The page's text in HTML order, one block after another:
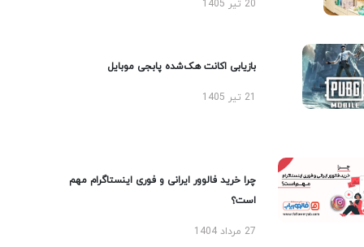
20 تیر 1405
بازیابی اکانت هک‌شده پابجی موبایل
چرا خرید فالوور ایرانی و فوری اینستاگرام مهم
است؟
27 مرداد 1404